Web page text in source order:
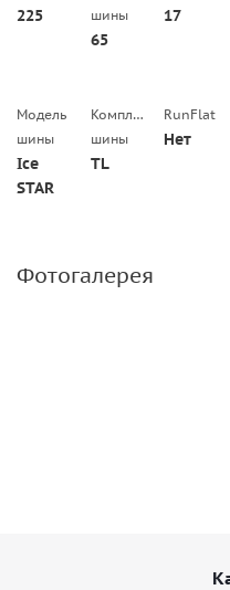
225
шины
65
17
Модель
шины
Ice
STAR
Комплектация
шины
TL
RunFlat
Нет
Фотогалерея